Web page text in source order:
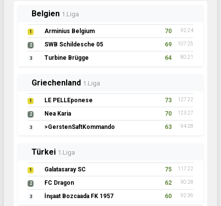
Belgien 1.Liga
1 Arminius Belgium 70 92:24
2 SWB Schildesche 05 69 107:25
3 Turbine Brügge 64 80:21
Griechenland 1.Liga
1 LE PELLEponese 73 127:22
2 Nea Karia 70 123:27
3 >GerstenSaftKommando 63 94:28
Türkei 1.Liga
1 Galatasaray SC 75 117:22
2 FC Dragon 62 90:28
3 İnşaat Bozcaada FK 1957 60 92:36